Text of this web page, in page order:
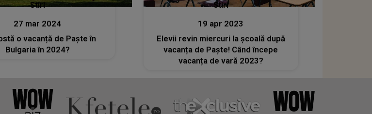
Stiri
27 mar 2024
o vacanță de Paște în
Bulgaria în 2024?
Stiri
19 apr 2023
Elevii revin miercuri la școală după
vacanța de Paște! Când începe
vacanța de vară 2023?